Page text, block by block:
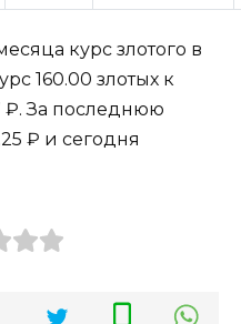
курс злотого в
160.00 злотых к
₽. За последнюю
₽ и сегодня